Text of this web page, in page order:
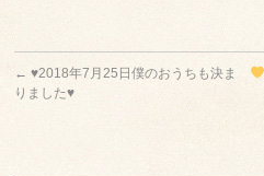
← ♥2018年7月25日僕のおうちも決ま
りました♥